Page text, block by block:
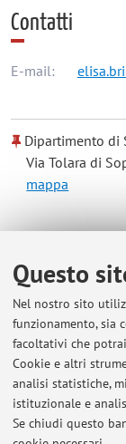
Questo
Nel nostro sito
funzionamento, sia
facoltativi che
Cookie e altri
analisi statistiche,
istituzionale e
Se chiudi questo
Contatti
E-mail:
Dipartimento di
Via Tolara di
mappa
Orario di
Lun-mar-mer-
di Patologia